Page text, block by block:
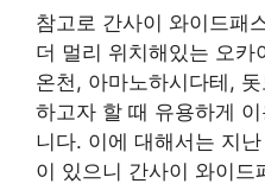
참고로 간사이 와이드패
더 멀리 위치해있는 오카
온천, 아마노하시다테,
하고자 할 때 유용하게
니다. 이에 대해서는 지
이 있으니 간사이 와이